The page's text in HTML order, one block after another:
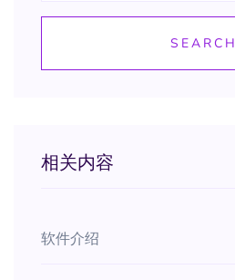
SEARCH
相关内容
软件介绍